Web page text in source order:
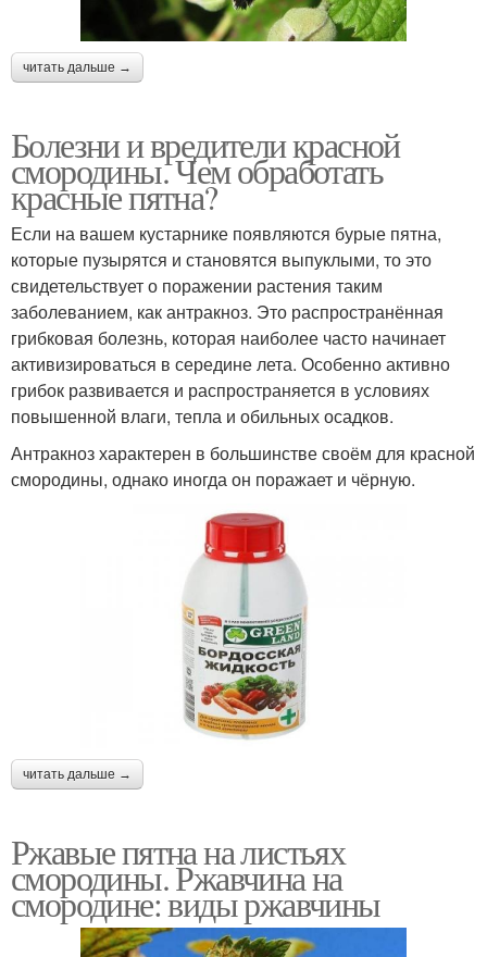
читать дальше →
Болезни и вредители красной
смородины. Чем обработать
красные пятна?
Если на вашем кустарнике появляются бурые пятна,
которые пузырятся и становятся выпуклыми, то это
свидетельствует о поражении растения таким
заболеванием, как антракноз. Это распространённая
грибковая болезнь, которая наиболее часто начинает
активизироваться в середине лета. Особенно активно
грибок развивается и распространяется в условиях
повышенной влаги, тепла и обильных осадков.
Антракноз характерен в большинстве своём для красной
смородины, однако иногда он поражает и чёрную.
читать дальше →
Ржавые пятна на листьях
смородины. Ржавчина на
смородине: виды ржавчины